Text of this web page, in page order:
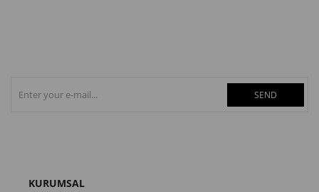
SEND
KURUMSAL